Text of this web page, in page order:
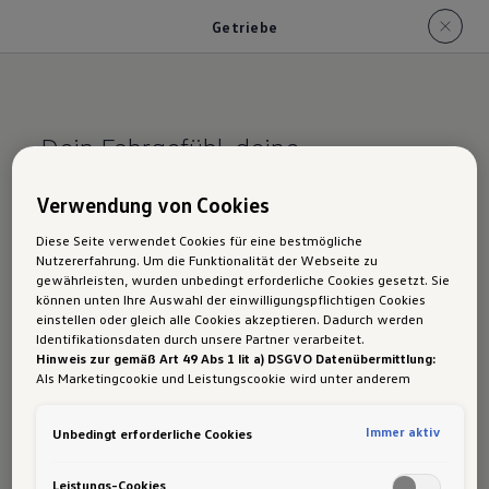
Getriebe
Dein Fahrgefühl, deine
VW ID.7 Tourer GTX
Getriebe: Automatik
Der ID.7 Tourer GTX verbindet sportliche
Der elektrische
Verwendung von Cookies
Diese Seite verwendet Cookies für eine bestmögliche
Nutzererfahrung. Um die Funktionalität der Webseite zu
gewährleisten, wurden unbedingt erforderliche Cookies gesetzt. Sie
können unten Ihre Auswahl der einwilligungspflichtigen Cookies
einstellen oder gleich alle Cookies akzeptieren. Dadurch werden
Identifikationsdaten durch unsere Partner verarbeitet.
Hinweis zur gemäß Art 49 Abs 1 lit a) DSGVO Datenübermittlung:
Als Marketingcookie und Leistungscookie wird unter anderem
Daten in die USA (insbesondere dort an die Google LLC) weitergibt.
Unbedingt erforderliche Cookies Immer aktiv
Leistungs-Cookies